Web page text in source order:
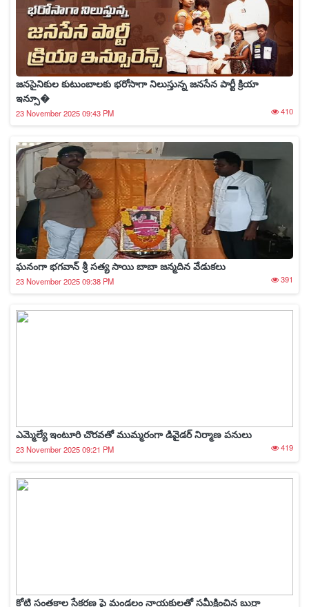
జనసైనికుల కుటుంబాలకు భరోసాగా నిలుస్తున్న జనసేన పార్టీ క్రియా
ఇన్సూ�
23 November 2025 09:43 PM 410
ఘనంగా భగవాన్ శ్రీ సత్య సాయి బాబా జన్మదిన వేడుకలు
23 November 2025 09:38 PM 391
ఎమ్మెల్యే ఇంటూరి చొరవతో ముమ్మరంగా డివైడర్ నిర్మాణ పనులు
23 November 2025 09:21 PM 419
కోటి సంతకాల సేకరణ పై మండలం నాయకులతో సమీక్షించిన బుర్రా